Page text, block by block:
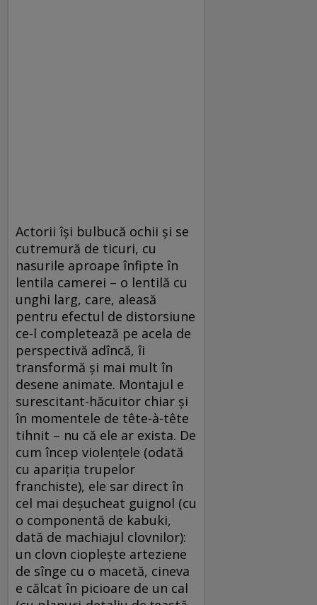
Actorii îşi bulbucă ochii şi se
cutremură de ticuri, cu
nasurile aproape înfipte în
lentila camerei – o lentilă cu
unghi larg, care, aleasă
pentru efectul de distorsiune
ce-l completează pe acela de
perspectivă adîncă, îi
transformă şi mai mult în
desene animate. Montajul e
surescitant-hăcuitor chiar şi
în momentele de tête-à-tête
tihnit – nu că ele ar exista. De
cum încep violenţele (odată
cu apariţia trupelor
franchiste), ele sar direct în
cel mai deşucheat guignol (cu
o componentă de kabuki,
dată de machiajul clovnilor):
un clovn ciopleşte arteziene
de sînge cu o macetă, cineva
e călcat în picioare de un cal